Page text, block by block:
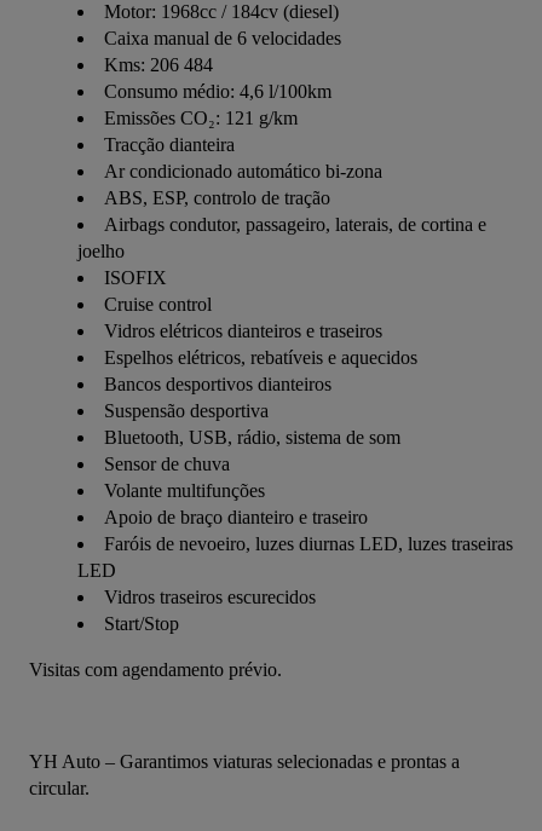
Motor: 1968cc / 184cv (diesel)
Caixa manual de 6 velocidades
Kms: 206 484
Consumo médio: 4,6 l/100km
Emissões CO₂: 121 g/km
Tracção dianteira
Ar condicionado automático bi-zona
ABS, ESP, controlo de tração
Airbags condutor, passageiro, laterais, de cortina e
joelho
ISOFIX
Cruise control
Vidros elétricos dianteiros e traseiros
Espelhos elétricos, rebatíveis e aquecidos
Bancos desportivos dianteiros
Suspensão desportiva
Bluetooth, USB, rádio, sistema de som
Sensor de chuva
Volante multifunções
Apoio de braço dianteiro e traseiro
Faróis de nevoeiro, luzes diurnas LED, luzes traseiras
LED
Vidros traseiros escurecidos
Start/Stop
Visitas com agendamento prévio.
YH Auto – Garantimos viaturas selecionadas e prontas a
circular.